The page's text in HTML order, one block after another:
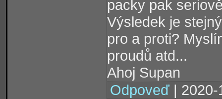
packy pak
Výsledek je
pro a proti?
proudů atd...
Ahoj Supan
Odpoveď |